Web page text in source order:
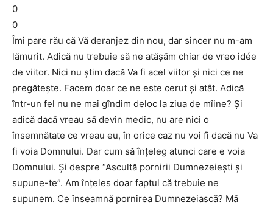
0
0
Îmi pare rău că Vă deranjez din nou, dar sincer nu m-am
lămurit. Adică nu trebuie să ne atăşăm chiar de vreo idée
de viitor. Nici nu ştim dacă Va fi acel viitor şi nici ce ne
pregăteşte. Facem doar ce ne este cerut şi atât. Adică
într-un fel nu ne mai gîndim deloc la ziua de mîine? Şi
adică dacă vreau să devin medic, nu are nici o
însemnătate ce vreau eu, în orice caz nu voi fi dacă nu Va
fi voia Domnului. Dar cum să înţeleg atunci care e voia
Domnului. Şi despre “Ascultă pornirii Dumnezeieşti şi
supune-te”. Am înţeles doar faptul că trebuie ne
supunem. Ce înseamnă pornirea Dumnezeiască? Mă